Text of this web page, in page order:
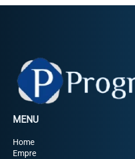
MENU
Home
Empre